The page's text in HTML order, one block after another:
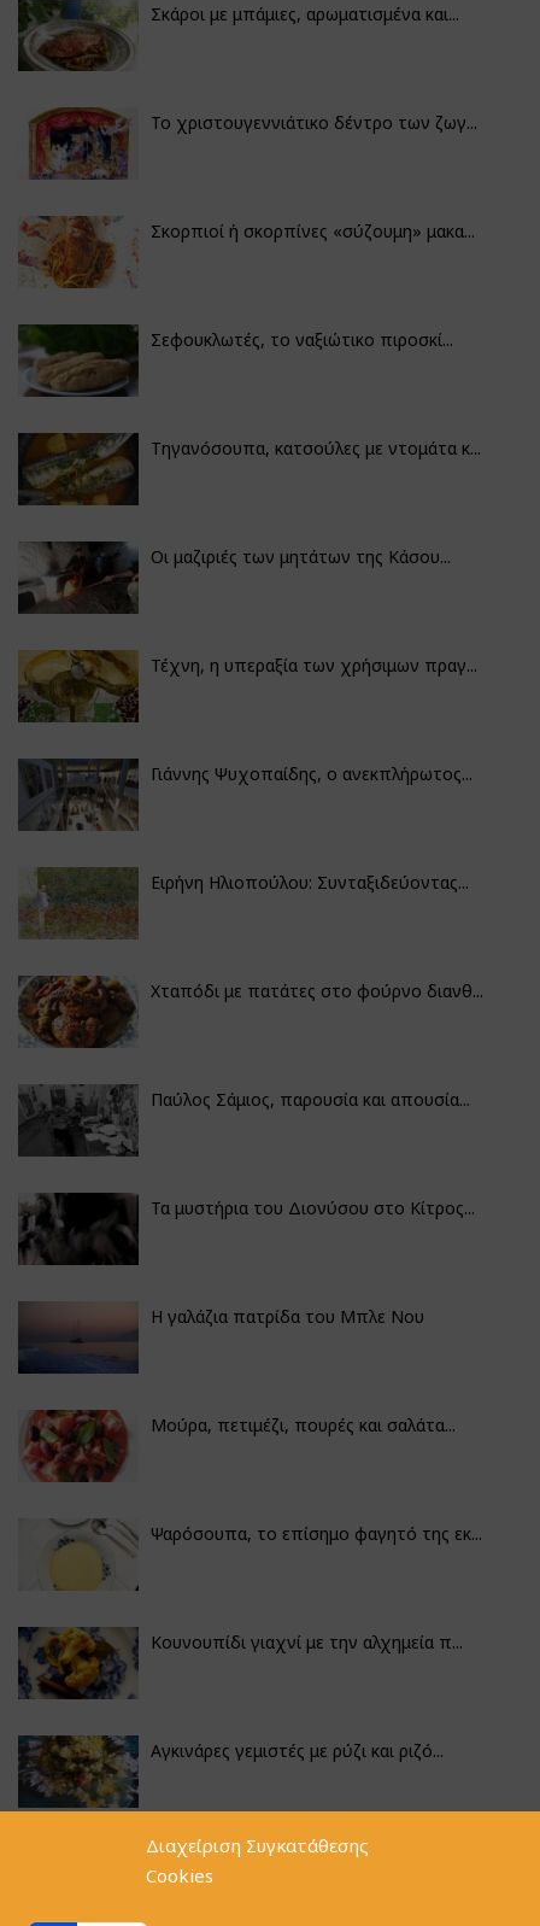
Διαχείριση Συγκατάθεσης
Cookies
Σκάροι με μπάμιες, αρωματισμένα και...
Το χριστουγεννιάτικο δέντρο των ζωγ...
Σκορπιοί ή σκορπίνες «σύζουμη» μακα...
Σεφουκλωτές, το ναξιώτικο πιροσκί...
Τηγανόσουπα, κατσούλες με ντομάτα κ...
Οι μαζιριές των μητάτων της Κάσου...
Τέχνη, η υπεραξία των χρήσιμων πραγ...
Γιάννης Ψυχοπαίδης, ο ανεκπλήρωτος...
Ειρήνη Ηλιοπούλου: Συνταξιδεύοντας...
Χταπόδι με πατάτες στο φούρνο διανθ...
Παύλος Σάμιος, παρουσία και απουσία...
Τα μυστήρια του Διονύσου στο Κίτρος...
Η γαλάζια πατρίδα του Μπλε Νου
Μούρα, πετιμέζι, πουρές και σαλάτα...
Ψαρόσουπα, το επίσημο φαγητό της εκ...
Κουνουπίδι γιαχνί με την αλχημεία π...
Αγκινάρες γεμιστές με ρύζι και ριζό...
Φακές με κοφτό μακαρονάκι και ξιδάτ...